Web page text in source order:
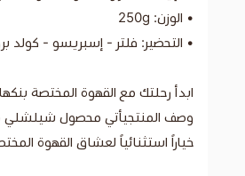
• الوزن: 250g
• التحضير: فلتر - إسبريسو - كولد
ابدأ رحلتك مع القهوة المختصة
وصف المنتجيأتي محصول شيلشلي من
خياراً استثنائياً لعشاق القهوة